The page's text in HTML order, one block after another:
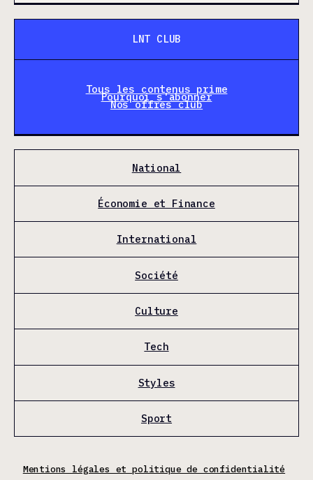
LNT CLUB
Tous les contenus prime
Pourquoi s'abonner
Nos offres club
National
Économie et Finance
International
Société
Culture
Tech
Styles
Sport
Mentions légales et politique de confidentialité